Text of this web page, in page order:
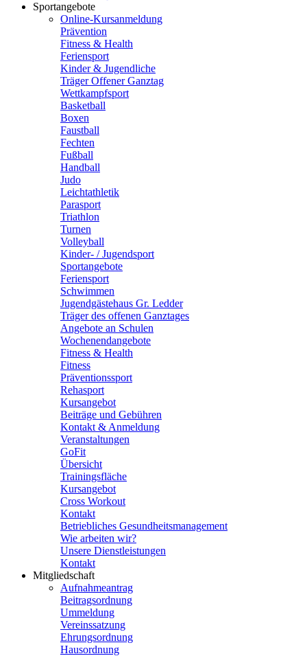
Sportangebote
Online-Kursanmeldung
Prävention
Fitness & Health
Feriensport
Kinder & Jugendliche
Träger Offener Ganztag
Wettkampfsport
Basketball
Boxen
Faustball
Fechten
Fußball
Handball
Judo
Leichtathletik
Parasport
Triathlon
Turnen
Volleyball
Kinder- / Jugendsport
Sportangebote
Feriensport
Schwimmen
Jugendgästehaus Gr. Ledder
Träger des offenen Ganztages
Angebote an Schulen
Wochenendangebote
Fitness & Health
Fitness
Präventionssport
Rehasport
Kursangebot
Beiträge und Gebühren
Kontakt & Anmeldung
Veranstaltungen
GoFit
Übersicht
Trainingsfläche
Kursangebot
Cross Workout
Kontakt
Betriebliches Gesundheitsmanagement
Wie arbeiten wir?
Unsere Dienstleistungen
Kontakt
Mitgliedschaft
Aufnahmeantrag
Beitragsordnung
Ummeldung
Vereinssatzung
Ehrungsordnung
Hausordnung